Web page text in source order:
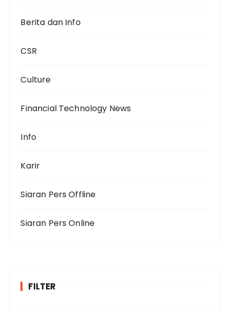
Berita dan Info
CSR
Culture
Financial Technology News
Info
Karir
Siaran Pers Offline
Siaran Pers Online
FILTER